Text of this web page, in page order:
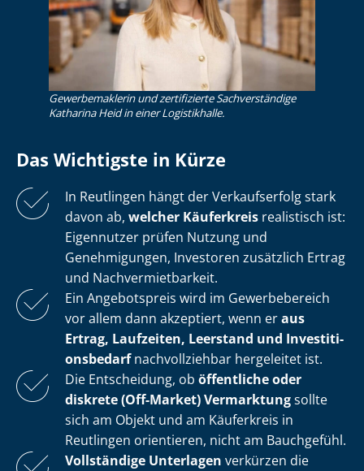
Gewerbemaklerin und zertifizierte Sachverständige
Katharina Heid in einer Logistikhalle.
Das Wichtigste in Kürze
In Reutlingen hängt der Verkaufserfolg stark
davon ab, welcher Käuferkreis realistisch ist:
Eigennutzer prüfen Nutzung und
Genehmigungen, Investoren zusätzlich Ertrag
und Nach­ver­miet­bar­keit.
Ein Angebotspreis wird im Gewerbebereich
vor allem dann akzeptiert, wenn eraus
Ertrag, Laufzeiten, Leerstand und In­ves­ti­ti­
ons­be­darfnachvollziehbar hergeleitet ist.
Die Entscheidung, ob öffentliche oder
diskrete (Off-Market) Vermarktungsollte
sich am Objekt und am Käuferkreis in
Reutlingen orientieren, nicht am Bauchgefühl.
Vollständige Unterlagen verkürzen die